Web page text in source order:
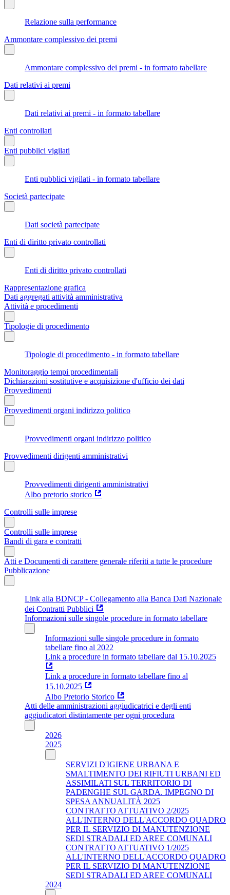
Relazione sulla performance
Ammontare complessivo dei premi
Ammontare complessivo dei premi - in formato tabellare
Dati relativi ai premi
Dati relativi ai premi - in formato tabellare
Enti controllati
Enti pubblici vigilati
Enti pubblici vigilati - in formato tabellare
Società partecipate
Dati società partecipate
Enti di diritto privato controllati
Enti di diritto privato controllati
Rappresentazione grafica
Dati aggregati attività amministrativa
Attività e procedimenti
Tipologie di procedimento
Tipologie di procedimento - in formato tabellare
Monitoraggio tempi procedimentali
Dichiarazioni sostitutive e acquisizione d'ufficio dei dati
Provvedimenti
Provvedimenti organi indirizzo politico
Provvedimenti organi indirizzo politico
Provvedimenti dirigenti amministrativi
Provvedimenti dirigenti amministrativi
Albo pretorio storico
Controlli sulle imprese
Controlli sulle imprese
Bandi di gara e contratti
Atti e Documenti di carattere generale riferiti a tutte le procedure
Pubblicazione
Link alla BDNCP - Collegamento alla Banca Dati Nazionale
dei Contratti Pubblici
Informazioni sulle singole procedure in formato tabellare
Informazioni sulle singole procedure in formato
tabellare fino al 2022
Link a procedure in formato tabellare dal 15.10.2025
Link a procedure in formato tabellare fino al
15.10.2025
Albo Pretorio Storico
Atti delle amministrazioni aggiudicatrici e degli enti
aggiudicatori distintamente per ogni procedura
2026
2025
SERVIZI D'IGIENE URBANA E
SMALTIMENTO DEI RIFIUTI URBANI ED
ASSIMILATI SUL TERRITORIO DI
PADENGHE SUL GARDA. IMPEGNO DI
SPESA ANNUALITÀ 2025
CONTRATTO ATTUATIVO 2/2025
ALL'INTERNO DELL'ACCORDO QUADRO
PER IL SERVIZIO DI MANUTENZIONE
SEDI STRADALI ED AREE COMUNALI
CONTRATTO ATTUATIVO 1/2025
ALL'INTERNO DELL'ACCORDO QUADRO
PER IL SERVIZIO DI MANUTENZIONE
SEDI STRADALI ED AREE COMUNALI
2024